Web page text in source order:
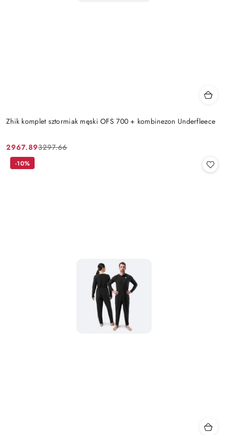
Zhik komplet sztormiak męski OFS 700 + kombinezon Underfleece
Cena
promocyjna:
2967.89
Cena
przed
3297.66
-10%